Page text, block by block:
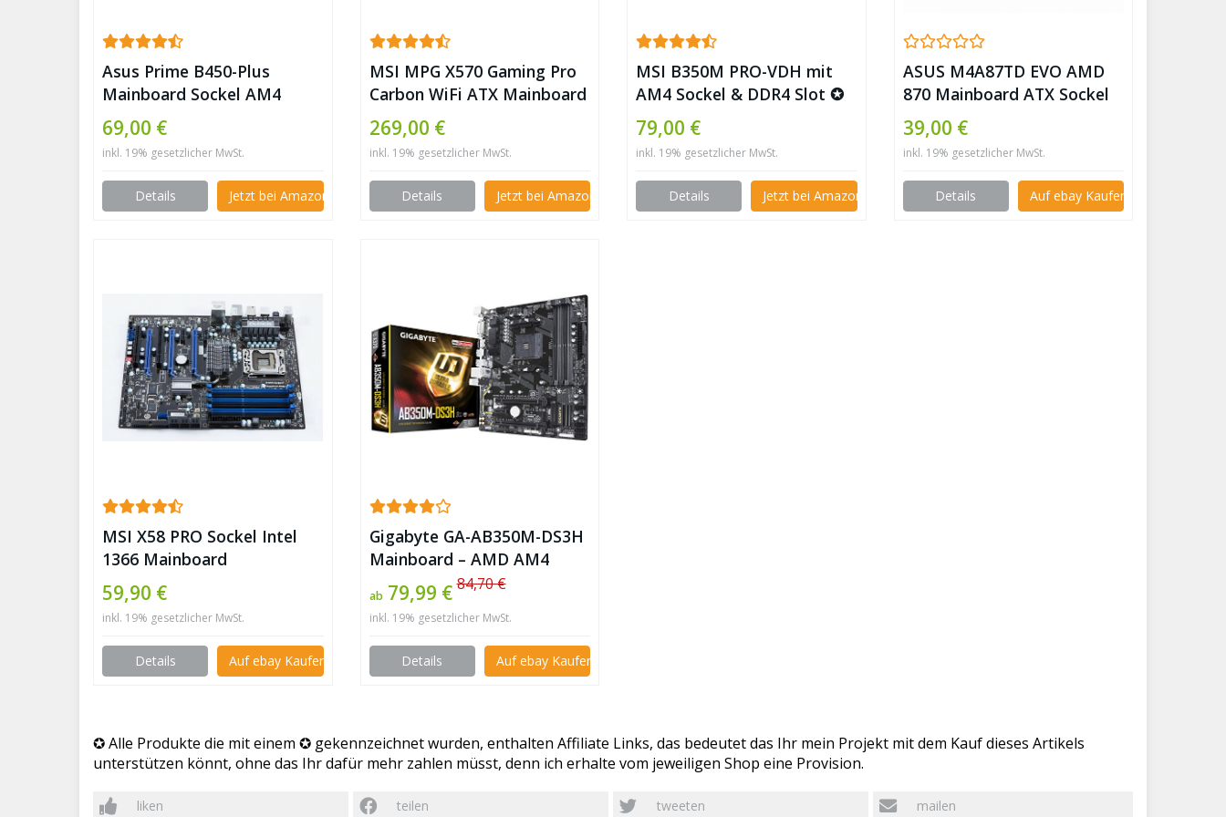
Asus Prime B450-Plus
Mainboard Sockel AM4
(ATX, AMD AM4, DDR4-
Speicher, natives M.2, USB
3.1 Gen 2) ✪
69,00 €
inkl. 19% gesetzlicher MwSt.
Details Jetzt bei Amazon kaufen
MSI MPG X570 Gaming Pro
Carbon WiFi ATX Mainboard
/ AMD AM4 DDR4 CF m.2
USB 3.2 Gen 2 + HDMI ✪
269,00 €
inkl. 19% gesetzlicher MwSt.
Details Jetzt bei Amazon kaufen
MSI B350M PRO-VDH mit
AM4 Sockel & DDR4 Slot ✪
79,00 €
inkl. 19% gesetzlicher MwSt.
Details Jetzt bei Amazon kaufen
ASUS M4A87TD EVO AMD
870 Mainboard ATX Sockel
AM3 ✪
39,00 €
inkl. 19% gesetzlicher MwSt.
Details Auf ebay Kaufen
MSI X58 PRO Sockel Intel
1366 Mainboard
Motherboard + 2x SATA
Kabel + Blende ✪
59,90 €
inkl. 19% gesetzlicher MwSt.
Details Auf ebay Kaufen
Gigabyte GA-AB350M-DS3H
Mainboard – AMD AM4
B350 (MicroATX) RAID ✪
ab79,99 €84,70 €
inkl. 19% gesetzlicher MwSt.
Details Auf ebay Kaufen
✪ Alle Produkte die mit einem ✪ gekennzeichnet wurden, enthalten Affiliate Links, das bedeutet das Ihr mein Projekt mit dem Kauf dieses Artikels
unterstützen könnt, ohne das Ihr dafür mehr zahlen müsst, denn ich erhalte vom jeweiligen Shop eine Provision.
liken teilen tweeten mailen